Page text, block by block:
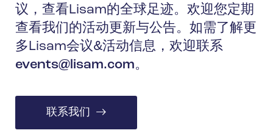
议，查看Lisam的全球足迹。欢迎您定期
查看我们的活动更新与公告。如需了解更
多Lisam会议&活动信息，欢迎联系
events@lisam.com。
联系我们